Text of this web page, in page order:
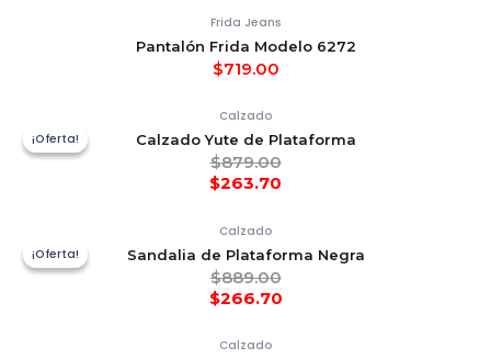
Frida Jeans
Pantalón Frida Modelo 6272
$719.00
¡Oferta!
¡Oferta!
Calzado
Calzado Yute de Plataforma
$879.00
$263.70
¡Oferta!
¡Oferta!
Calzado
Sandalia de Plataforma Negra
$889.00
$266.70
Calzado